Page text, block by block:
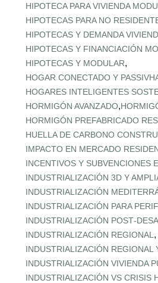
HIPOTECA PARA VIVIENDA
HIPOTECAS PARA NO
HIPOTECAS Y DEMANDA
HIPOTECAS Y FINANCIACIÓN
HIPOTECAS Y MODULAR,
HOGAR CONECTADO Y
HOGARES INTELIGENTES
HORMIGÓN AVANZADO,
HORMIGÓN PREFABRICADO
HUELLA DE CARBONO
IMPACTO EN MERCADO
INCENTIVOS Y SUBVENCIONES
INDUSTRIALIZACIÓN 3D Y
INDUSTRIALIZACIÓN
INDUSTRIALIZACIÓN PARA
INDUSTRIALIZACIÓN
INDUSTRIALIZACIÓN REGIONAL ,
INDUSTRIALIZACIÓN REGIONAL
INDUSTRIALIZACIÓN VIVIENDA
INDUSTRIALIZACIÓN VS CRISIS